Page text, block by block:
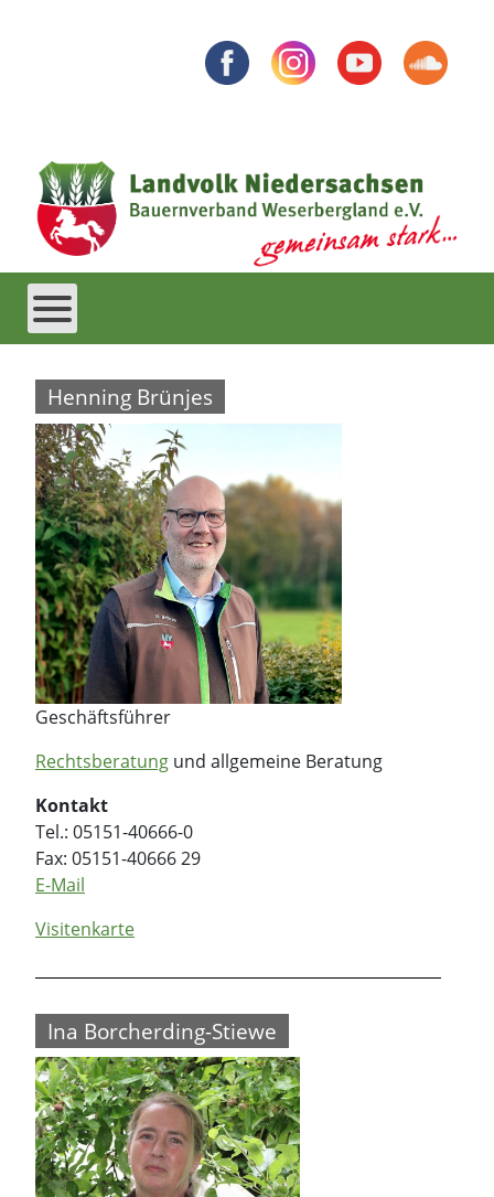
Henning Brünjes
Geschäftsführer
Rechtsberatung und allgemeine Beratung
Kontakt
Tel.: 05151-40666-0
Fax: 05151-40666 29
E-Mail
Visitenkarte
Ina Borcherding-Stiewe